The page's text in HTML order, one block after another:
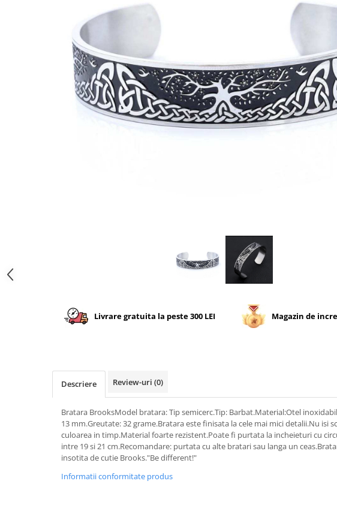
Livrare gratuita la peste 300 LEI Magazin de
Descriere Review-uri (0)
Bratara BrooksModel bratara: Tip semicerc.Tip: Barbat.Material:Otel
13 mm.Greutate: 32 grame.Bratara este finisata la cele mai mici detalii.Nu isi
culoarea in timp.Material foarte rezistent.Poate fi purtata la incheieturi cu
intre 19 si 21 cm.Recomandare: purtata cu alte bratari sau langa un
insotita de cutie Brooks."Be different!"
Informatii conformitate produs